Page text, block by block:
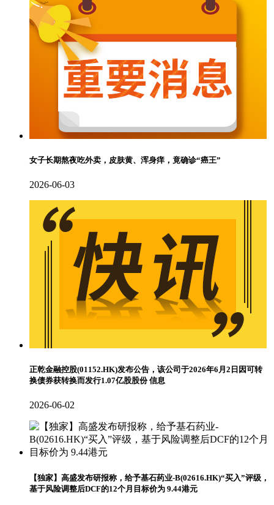
女子长期熬夜吃外卖，皮肤黄、浑身痒，竟确诊“癌王”
2026-06-03
正乾金融控股(01152.HK)发布公告，该公司于2026年6月2日因可转
换债券获转换而发行1.07亿股股份 信息
2026-06-02
【独家】高盛发布研报称，给予基石药业-B(02616.HK)“买入”评级，
基于风险调整后DCF的12个月目标价为 9.44港元